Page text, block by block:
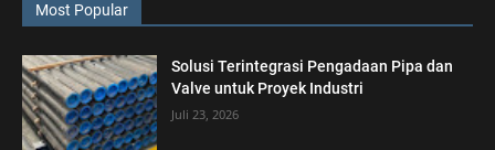
Most Popular
Solusi Terintegrasi Pengadaan Pipa dan
Valve untuk Proyek Industri
Juli 23, 2026